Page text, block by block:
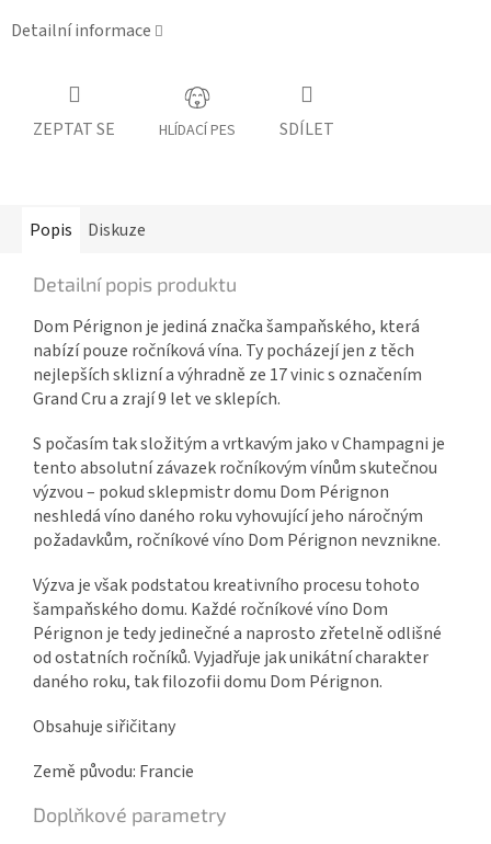
Detailní informace
ZEPTAT SE HLÍDACÍ PES SDÍLET
Popis Diskuze
Detailní popis produktu
Dom Pérignon je jediná značka šampaňského, která
nabízí pouze ročníková vína. Ty pocházejí jen z těch
nejlepších sklizní a výhradně ze 17 vinic s označením
Grand Cru a zrají 9 let ve sklepích.
S počasím tak složitým a vrtkavým jako v Champagni je
tento absolutní závazek ročníkovým vínům skutečnou
výzvou – pokud sklepmistr domu Dom Pérignon
neshledá víno daného roku vyhovující jeho náročným
požadavkům, ročníkové víno Dom Pérignon nevznikne.
Výzva je však podstatou kreativního procesu tohoto
šampaňského domu. Každé ročníkové víno Dom
Pérignon je tedy jedinečné a naprosto zřetelně odlišné
od ostatních ročníků. Vyjadřuje jak unikátní charakter
daného roku, tak filozofii domu Dom Pérignon.
Obsahuje siřičitany
Země původu: Francie
Doplňkové parametry